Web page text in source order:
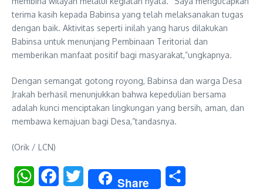
terima kasih kepada Babinsa yang telah melaksanakan tugas
dengan baik. Aktivitas seperti inilah yang harus dilakukan
Babinsa untuk menunjang Pembinaan Teritorial dan
memberikan manfaat positif bagi masyarakat,”ungkapnya.
Dengan semangat gotong royong, Babinsa dan warga Desa
Jrakah berhasil menunjukkan bahwa kepedulian bersama
adalah kunci menciptakan lingkungan yang bersih, aman, dan
membawa kemajuan bagi Desa,”tandasnya.
(Orik / LCN)
WhatsAppFacebookTwitter Share